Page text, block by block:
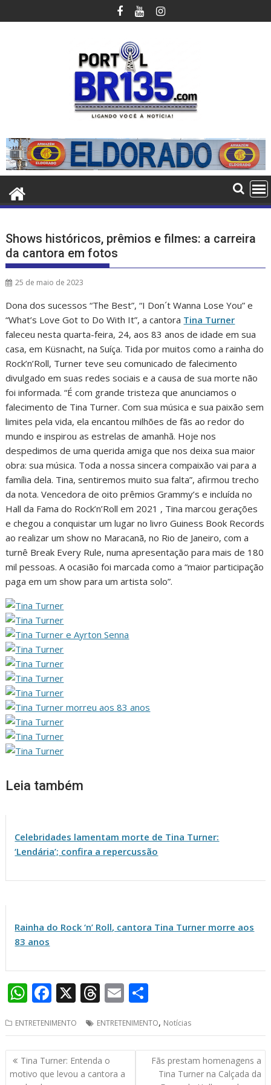
para
Shows históricos, prêmios e filmes: a carreira
da cantora em fotos
25 de maio de 2023
Dona dos sucessos “The Best”, “I Don´t Wanna Lose You” e
“What’s Love Got to Do With It”, a cantora Tina Turner
faleceu nesta quarta-feira, 24, aos 83 anos de idade em sua
casa, em Küsnacht, na Suíça. Tida por muitos como a rainha do
Rock’n’Roll, Turner teve seu comunicado de falecimento
divulgado em suas redes sociais e a causa de sua morte não
foi informada. “É com grande tristeza que anunciamos o
falecimento de Tina Turner. Com sua música e sua paixão sem
limites pela vida, ela encantou milhões de fãs ao redor do
mundo e inspirou as estrelas de amanhã. Hoje nos
despedimos de uma querida amiga que nos deixa sua maior
obra: sua música. Toda a nossa sincera compaixão vai para a
família dela. Tina, sentiremos muito sua falta”, afirmou trecho
da nota. Vencedora de oito prêmios Grammy’s e incluída no
Hall da Fama do Rock’n’Roll em 2021 , Tina marcou gerações
e chegou a conquistar um lugar no livro Guiness Book Records
ao realizar um show no Maracanã, no Rio de Janeiro, com a
turnê Break Every Rule, numa apresentação para mais de 180
mil pessoas. A ocasião foi marcada como a “maior participação
paga em um show para um artista solo”.
Leia também
Celebridades lamentam morte de Tina Turner:
‘Lendária’; confira a repercussão
Rainha do Rock ‘n’ Roll, cantora Tina Turner morre aos
83 anos
W
at
s
A
F
e
b
o
X T
re
a
d
E
ai
l
ar
e
ENTRETENIMENTO ENTRETENIMENTO, Notícias
Navegação
de
Tina Turner: Entenda o
motivo que levou a cantora a
Fãs prestam homenagens a
Tina Turner na Calçada da